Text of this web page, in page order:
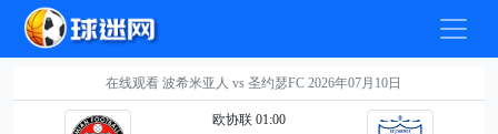
在线观看 波希米亚人 vs 圣约瑟FC 2026年07月10日
欧协联 01:00